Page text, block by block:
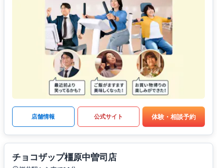
店舗情報 公式サイト 体験・相談予約
チョコザップ橿原中曽司店